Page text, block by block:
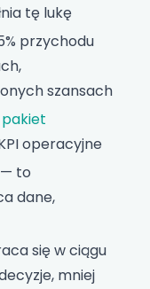
tę lukę
przychodu
szansach
pakiet
operacyjne
to
dane,
się w ciągu
mniej